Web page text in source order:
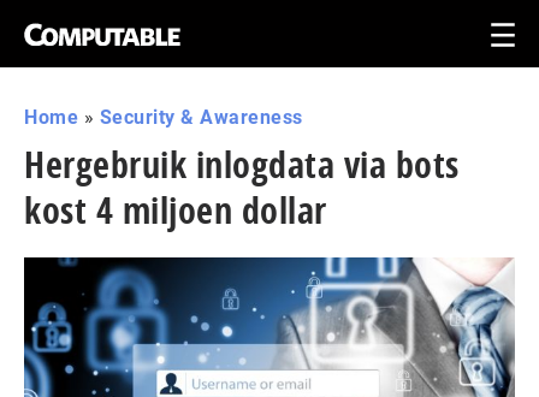
Home » Security & Awareness
Hergebruik inlogdata via bots
kost 4 miljoen dollar